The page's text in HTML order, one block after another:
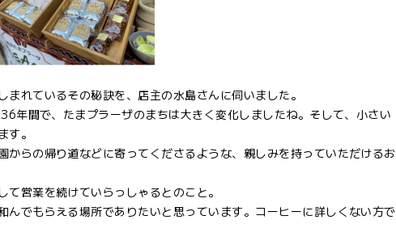
れているその秘訣を、店主の水島さんに伺いました。
年間で、たまプラーザのまちは大きく変化しましたね。そして、小さい
。
らの帰り道などに寄ってくださるような、親しみを持っていただけるお
営業を続けていらっしゃるとのこと。
んでもらえる場所でありたいと思っています。コーヒーに詳しくない方で